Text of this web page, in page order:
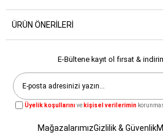
ÜRÜN ÖNERILERI
E-Bültene kayıt ol fırsat &
Üyelik koşullarınıve kişisel verilerimin
MağazalarımızGizlilik & Güvenlik